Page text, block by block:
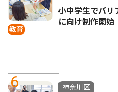
教育
小中学生でバ
に向け制作開始
6
神奈川区